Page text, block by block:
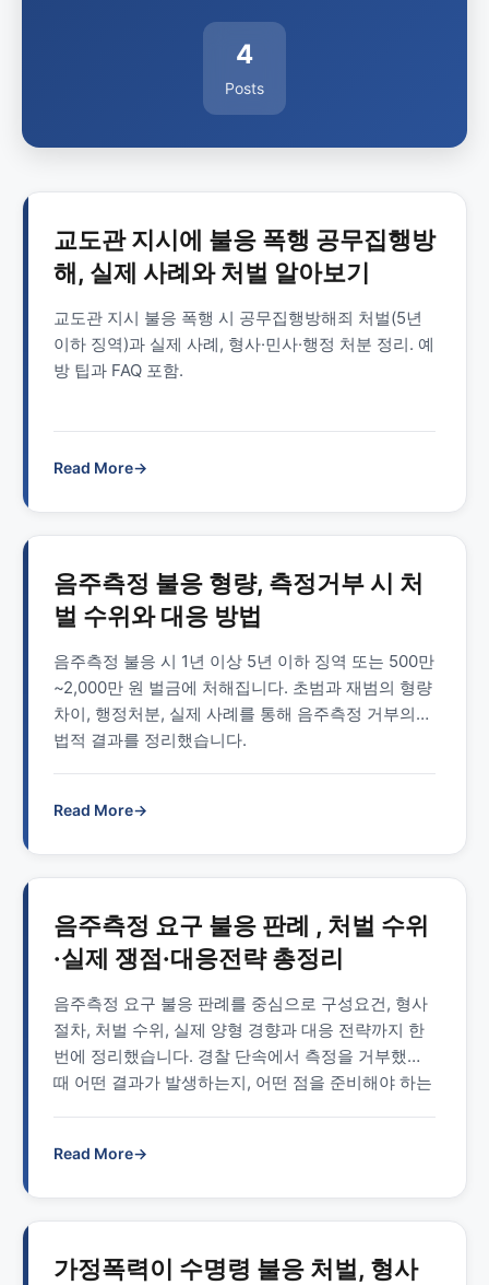
4
Posts
교도관 지시에 불응 폭행 공무집행방
해, 실제 사례와 처벌 알아보기
교도관 지시 불응 폭행 시 공무집행방해죄 처벌(5년
이하 징역)과 실제 사례, 형사·민사·행정 처분 정리. 예
방 팁과 FAQ 포함.
Read More→
음주측정 불응 형량, 측정거부 시 처
벌 수위와 대응 방법
음주측정 불응 시 1년 이상 5년 이하 징역 또는 500만
~2,000만 원 벌금에 처해집니다. 초범과 재범의 형량
차이, 행정처분, 실제 사례를 통해 음주측정 거부의
법적 결과를 정리했습니다.
Read More→
음주측정 요구 불응 판례 , 처벌 수위
·실제 쟁점·대응전략 총정리
음주측정 요구 불응 판례를 중심으로 구성요건, 형사
절차, 처벌 수위, 실제 양형 경향과 대응 전략까지 한
번에 정리했습니다. 경찰 단속에서 측정을 거부했을
때 어떤 결과가 발생하는지, 어떤 점을 준비해야 하는
Read More→
가정폭력이 수명령 불응 처벌, 형사